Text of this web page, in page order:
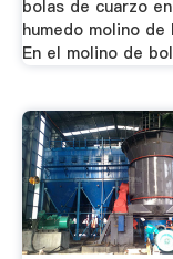
bolas de cuarzo
humedo molino de
En el molino de